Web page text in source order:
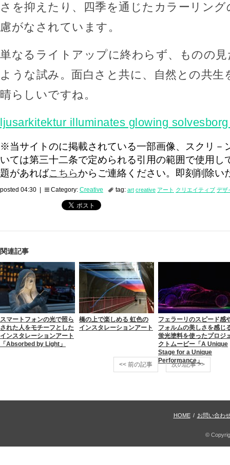
さを抑えたり、四季を通じたカラーリン
慮がなされています。
単なるライトアップに終わらず、ものの
ような試み。面白さと共に、自然との共生
晴らしいですね。
ljusarkitektur illuminates glowing
※当サイトのに掲載されている一部画像、スクリ－
いては第三十二条で定められる引用の範囲で使用し
題があればこちらからご連絡ください。即刻削除い
posted 04:30 | Category: Creative tag: art creative アート クリエイティブ デザ
関連記事
スマートフォンの光で照ら
された人をモチーフとした
インスタレーションアート
「Absorbed by Light」
橋の上で楽しめる 虹色の
インスタレーションアート
フェラーリのスピード感
フォルムの美しさを感じ
蛍光塗料を使ったプロジ
クトムービー「A Unique
Stage for a Unique
Performance」
<< 前の記事 次の記事 >>
HOME / お問い合わ
©